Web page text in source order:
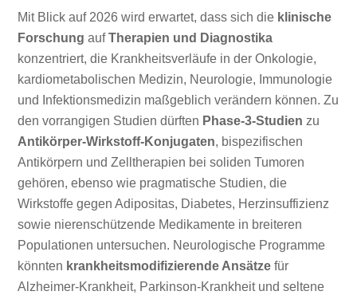
Mit Blick auf 2026 wird erwartet, dass sich die klinische
Forschung aufTherapien und Diagnostika
konzentriert, die Krankheitsverläufe in der Onkologie,
kardiometabolischen Medizin, Neurologie, Immunologie
und Infektionsmedizin maßgeblich verändern können. Zu
den vorrangigen Studien dürften Phase-3-Studien zu
Antikörper-Wirkstoff-Konjugaten, bispezifischen
Antikörpern und Zelltherapien bei soliden Tumoren
gehören, ebenso wie pragmatische Studien, die
Wirkstoffe gegen Adipositas, Diabetes, Herzinsuffizienz
sowie nierenschützende Medikamente in breiteren
Populationen untersuchen. Neurologische Programme
könnten krankheitsmodifizierende Ansätze für
Alzheimer-Krankheit, Parkinson-Krankheit und seltene